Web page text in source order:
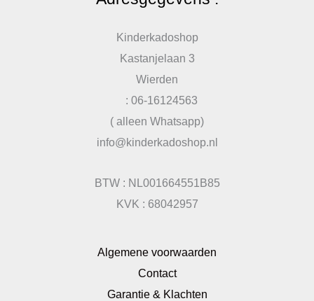
Kinderkadoshop
Kastanjelaan 3
Wierden
: 06-16124563
( alleen Whatsapp)
info@kinderkadoshop.nl
BTW : NL001664551B85
KVK : 68042957
Algemene voorwaarden
Contact
Garantie & Klachten